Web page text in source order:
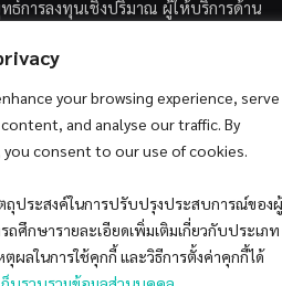
your browsing experience, serve
and analyse our traffic. By
you consent to our use of cookies.
ถุประสงค์ในการปรับปรุงประสบการณ์ของผู้
ถศึกษารายละเอียดเพิ่มเติมเกี่ยวกับประเภท
ตุผลในการใช้คุกกี้ และวิธีการตั้งค่าคุกกี้ได้
ธ์การลงทุนเชิงปริมาณ ผู้ให้บริการด้าน
ายที่จะช่วยเหลือให้นักลงทุนไทย
วนการลงทุนอย่างเป็นระบบแบบ
Investing